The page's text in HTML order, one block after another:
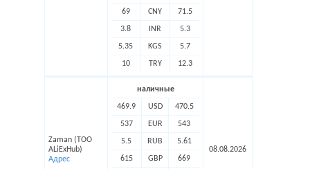
69 CNY 71.5
3.8 INR 5.3
5.35 KGS 5.7
10 TRY 12.3
Zaman (ТОО
ALiExHub)
Адрес
наличные
469.9 USD 470.5
537 EUR 543
5.5 RUB 5.61
615 GBP 669
08.08.2026